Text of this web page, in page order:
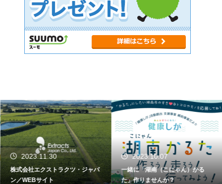
2023.11.30
株式会社エクストラクツ・ジャパ
ン／WEBサイト
2023.10.07
一緒に「湖南（こにゃん）かる
た」作りませんか？